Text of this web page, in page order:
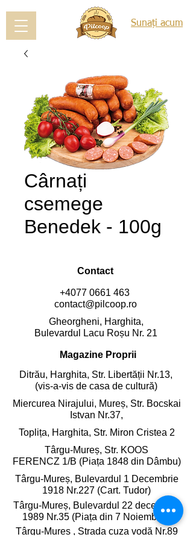
Sunați acum
Cârnați
csemege
Benedek - 100g
Contact
+4077 0661 463
contact@pilcoop.ro
Gheorgheni, Harghita,
Bulevardul Lacu Roșu Nr. 21
Magazine Proprii
Ditrău, Harghita, Str. Libertății Nr.13,
(vis-a-vis de casa de cultură)
Miercurea Nirajului, Mureș, Str. Bocskai
Istvan Nr.37,
Toplița, Harghita, Str. Miron Cristea 2
Târgu-Mureș, Str. KOOS
FERENCZ 1/B (Piața 1848 din Dâmbu)
Târgu-Mureș, Bulevardul 1 Decembrie
1918 Nr.227 (Cart. Tudor)
Târgu-Mureș, Bulevardul 22 decembrie
1989 Nr.35 (Piața din 7 Noiembrie)
Târgu-Mureș , Strada cuza vodă Nr.89